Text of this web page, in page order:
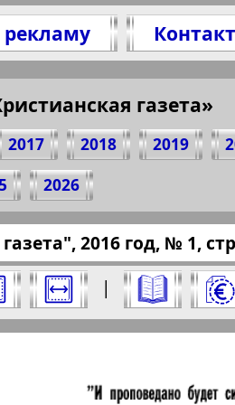
Контакт
газета»
2017 2018 2019
2026
номер и нажмите
2016 год, № 1,
|
Отправить
газета", № 1,
ссылку)